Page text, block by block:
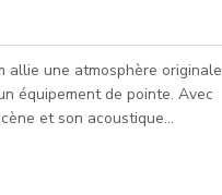
allie une atmosphère originale
de pointe. Avec
et son acoustique